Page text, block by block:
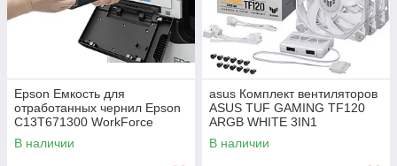
Epson Емкость для
отработанных чернил Epson
C13T671300 WorkForce
Enterprise WF-C20590
В наличии
asus Комплект вентиляторов
ASUS TUF GAMING TF120
ARGB WHITE 3IN1
В наличии